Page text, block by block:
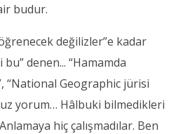
budur.
değilizler”e kadar
denen... “Hamamda
“National Geographic jürisi
yorum… Hâlbuki bilmedikleri
hiç çalışmadılar. Ben